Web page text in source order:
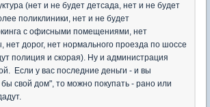
(нет и не будет детсада, нет и не будет
поликлиники, нет и не будет
с офисными помещениями, нет
дорог, нет нормального проезда по шоссе
полиция и скорая). Ну и администрация
Если у вас последние деньги - и вы
свой дом", то можно покупать - рано или